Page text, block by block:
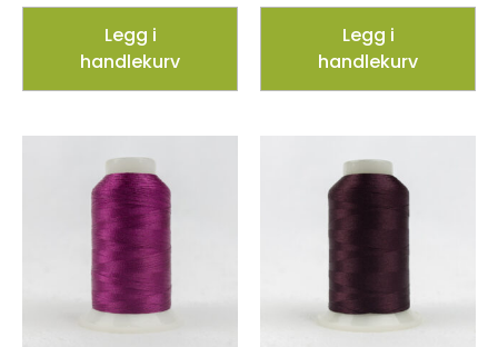
Legg i
handlekurv
Legg i
handlekurv